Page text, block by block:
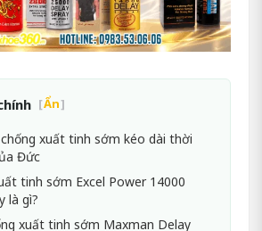
[Ẩn]
chống xuất tinh sớm kéo dài thời
Đức
tinh sớm Excel Power 14000
là gì?
xuất tinh sớm Maxman Delay